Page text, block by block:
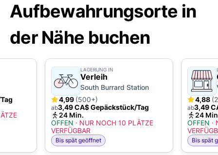
Aufbewahrungsorte in
der Nähe buchen
LAGERUNG IN
Verleih
South Burrard Station
4,99 (500+)
ab3,49 CA$ Gepäckstück/Tag
24 Min.
OFFEN · NUR NOCH 10 PLÄTZE
VERFÜGBAR
Bis spät geöffnet
4,88
ab3,49
24
OFFEN ·
Bis spät